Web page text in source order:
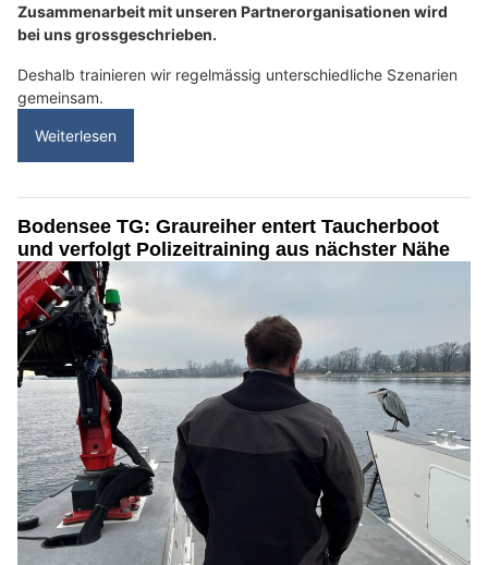
Zusammenarbeit mit unseren Partnerorganisationen wird
bei uns grossgeschrieben.
Deshalb trainieren wir regelmässig unterschiedliche Szenarien
gemeinsam.
Weiterlesen
Bodensee TG: Graureiher entert Taucherboot
und verfolgt Polizeitraining aus nächster Nähe